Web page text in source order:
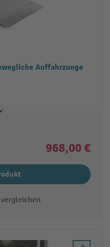
Auffahrzunge
968,00 €